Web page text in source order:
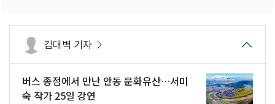
김대벽 기자
버스 종점에서 만난 안동 문화유산…서미
숙 작가 25일 강연